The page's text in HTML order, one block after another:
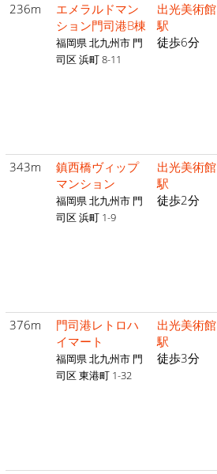
236m
エメラルドマン
ション門司港B棟
福岡県 北九州市 門
司区 浜町 8-11
出光美術館
駅
徒歩6分
343m
鎮西橋ヴィップ
マンション
福岡県 北九州市 門
司区 浜町 1-9
出光美術館
駅
徒歩2分
376m
門司港レトロハ
イマート
福岡県 北九州市 門
司区 東港町 1-32
出光美術館
駅
徒歩3分